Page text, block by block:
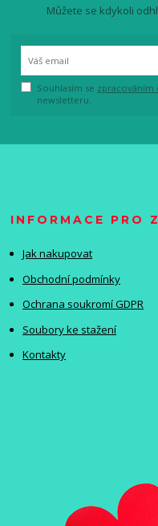
Můžete se kdykoli
Souhlasím se zpracováním
newsletteru.
INFORMACE PRO
Jak nakupovat
Obchodní podmínky
Ochrana soukromí GDPR
Soubory ke stažení
Kontakty